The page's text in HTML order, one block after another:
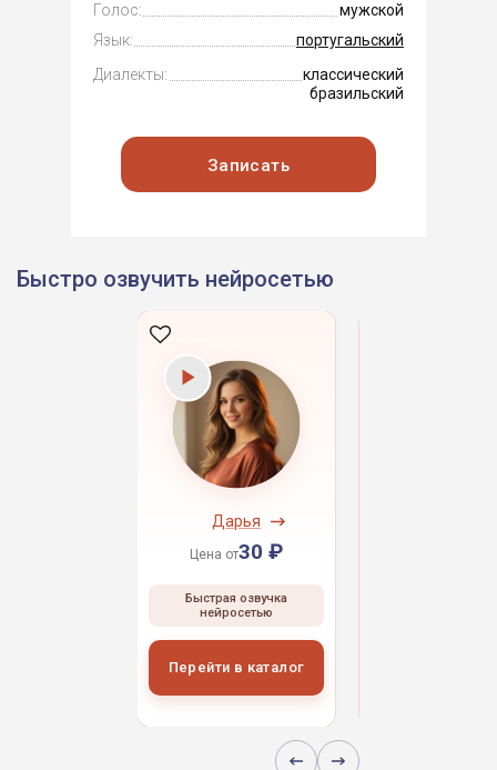
Голос:
мужской
Язык:
португальский
Диалекты:
классический
бразильский
Записать
Быстро озвучить нейросетью
Дарья
Цена от30 ₽
Быстрая озвучка
нейросетью
Перейти в каталог